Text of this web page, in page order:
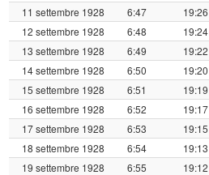
11 settembre 1928
6:47 19:26
12 settembre 1928
6:48 19:24
13 settembre 1928
6:49 19:22
14 settembre 1928
6:50 19:20
15 settembre 1928
6:51 19:19
16 settembre 1928
6:52 19:17
17 settembre 1928
6:53 19:15
18 settembre 1928
6:54 19:13
19 settembre 1928
6:55 19:12